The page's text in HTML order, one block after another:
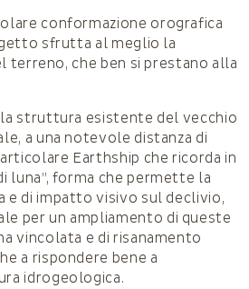
conformazione orografica
sfrutta al meglio la
terreno, che ben si prestano alla
struttura esistente del vecchio
a una notevole distanza di
Earthship che ricorda in
luna”, forma che permette la
e di impatto visivo sul declivio,
per un ampliamento di queste
vincolata e di risanamento
a rispondere bene a
idrogeologica.